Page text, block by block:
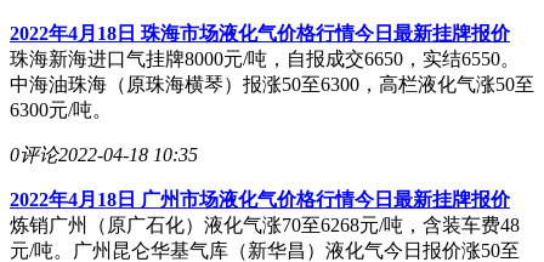
2022年4月18日 珠海市场液化气价格行情今日最新挂牌报价
珠海新海进口气挂牌8000元/吨，自报成交6650，实结6550。
中海油珠海（原珠海横琴）报涨50至6300，高栏液化气涨50至
6300元/吨。
0评论2022-04-18 10:35
2022年4月18日 广州市场液化气价格行情今日最新挂牌报价
炼销广州（原广石化）液化气涨70至6268元/吨，含装车费48
元/吨。广州昆仑华基气库（新华昌）液化气今日报价涨50至